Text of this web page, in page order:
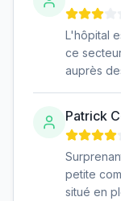
L'hôpital
ce
auprès
Patrick
petite
situé en